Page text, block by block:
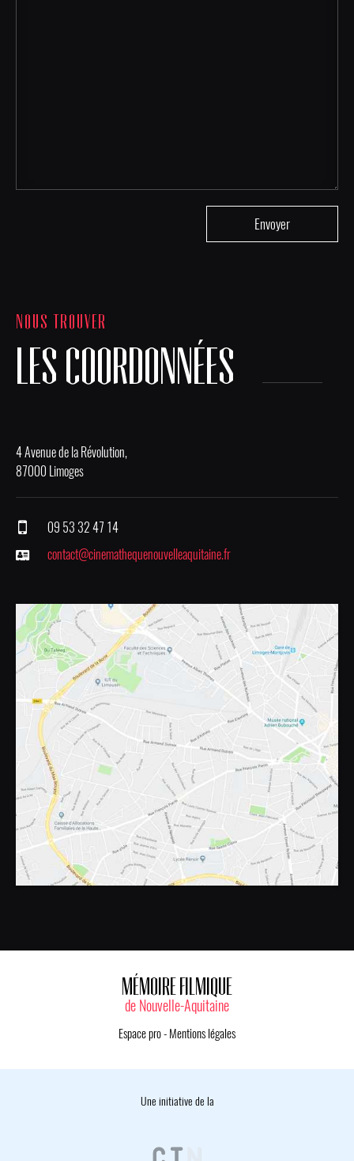
NOUS TROUVER
LES COORDONNÉES
4 Avenue de la Révolution,
87000 Limoges
09 53 32 47 14
contact@cinemathequenouvelleaquitaine.fr
MÉMOIRE FILMIQUE
de Nouvelle-Aquitaine
Espace pro- Mentions légales
Une initiative de la